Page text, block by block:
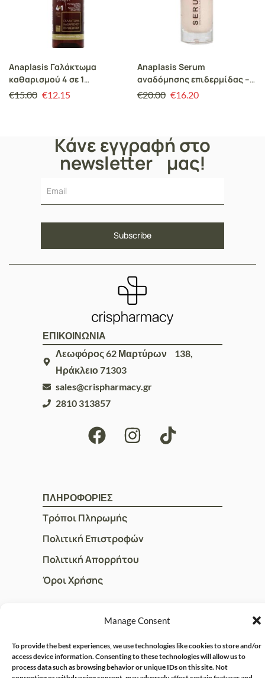
Manage Consent
To provide the best experiences, we use technologies like cookies to store and/or
access device information. Consenting to these technologies will allow us to
process data such as browsing behavior or unique IDs on this site. Not
Anaplasis Γαλάκτωμα
καθαρισμού 4 σε 1
προσώπου και ματιών (για
€15.00 €12.15
Anaplasis Serum
αναδόμησης επιδερμίδας –
30 ml
€20.00 €16.20
Κάνε εγγραφή στο
newsletter μας!
ΕΠΙΚΟΙΝΩΝΙΑ
Λεωφόρος 62 Μαρτύρων 138,
Ηράκλειο 71303
sales@crispharmacy.gr
2810 313857
ΠΛΗΡΟΦΟΡΙΕΣ
Τρόποι Πληρωμής
Πολιτική Επιστροφών
Πολιτική Απορρήτου
Όροι Χρήσης
ΓΡΗΓΟΡOI ΣΥΝΔΕΣΜΟΙ
Ο Λογαριασμός μου
Η Ομάδα μας